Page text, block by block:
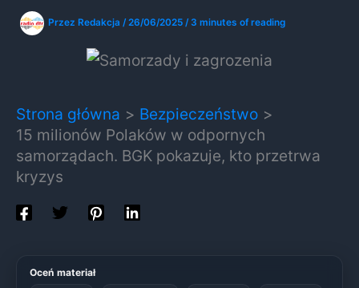
Przez Redakcja /26/06/2025 / 3 minutes of reading
Strona główna
Bezpieczeństwo
15 milionów Polaków w odpornych
samorządach. BGK pokazuje, kto przetrwa
kryzys
Oceń materiał